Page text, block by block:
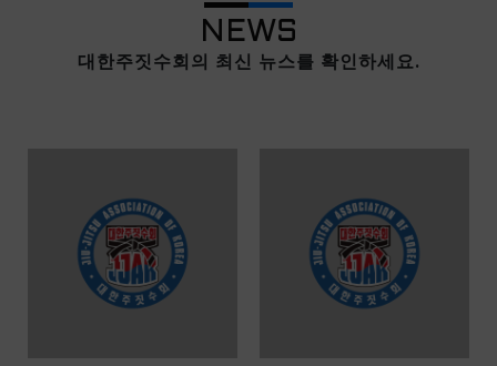
NEWS
대한주짓수회의 최신 뉴스를 확인하세요.